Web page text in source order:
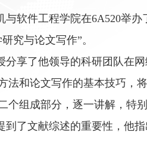
与软件工程学院在6A520举办
究与论文写作”。
分享了他领导的科研团队在
法和论文写作的基本技巧，
个组成部分，逐一讲解，特
到了文献综述的重要性，他